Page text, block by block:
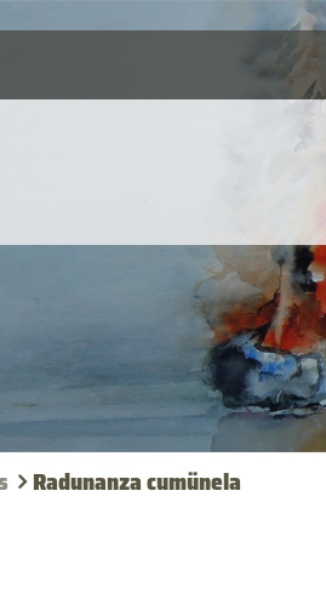
Radunanza cumünela